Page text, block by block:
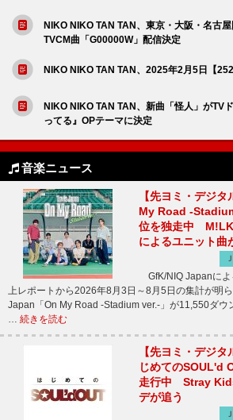
NIKO NIKO TAN TAN、東京・大阪・名古
TVCM曲「G00000W」配信決定
NIKO NIKO TAN TAN、2025年2月5日【
NIKO NIKO TAN TAN、新曲「怪人」がTV
ってる』OPテーマに決定
音楽ニュース
【先ヨミ・デジ
My Road -
位を独走中 M!LK
によるユニット曲
GfK/NIQ Japanによ
上レポートから2026年8月3日～8月5日の集計が明
Japan「On My Road -Stadium ver.-」が11,550ダウ
… 続きを読む
【先ヨミ・デジ
じめてのSOUL'd
走行中 Stray
デが追う